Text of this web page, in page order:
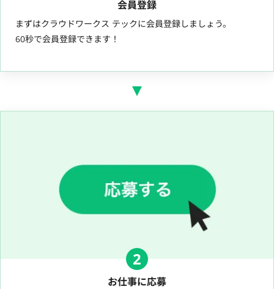
会員登録
まずはクラウドワークス テックに会員登録しましょう。
60秒で会員登録できます！
2
お仕事に応募